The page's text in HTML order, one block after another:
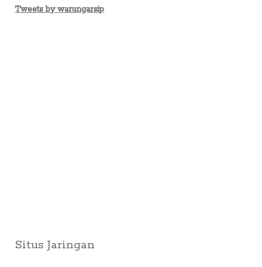
Tweets by warungarsip
Situs Jaringan